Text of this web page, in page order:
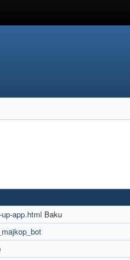
app.html Baku